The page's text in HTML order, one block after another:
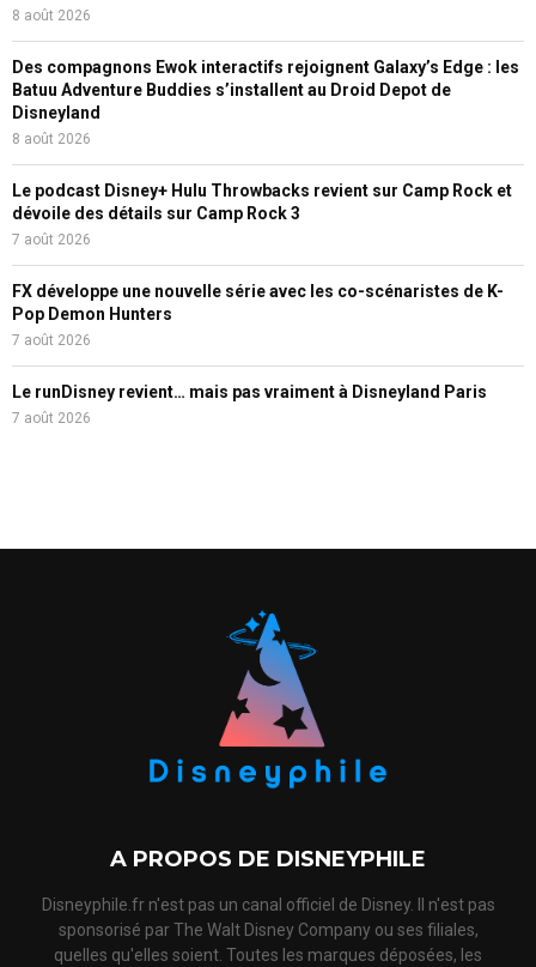
8 août 2026
Des compagnons Ewok interactifs rejoignent Galaxy’s Edge : les
Batuu Adventure Buddies s’installent au Droid Depot de
Disneyland
8 août 2026
Le podcast Disney+ Hulu Throwbacks revient sur Camp Rock et
dévoile des détails sur Camp Rock 3
7 août 2026
FX développe une nouvelle série avec les co-scénaristes de K-
Pop Demon Hunters
7 août 2026
Le runDisney revient… mais pas vraiment à Disneyland Paris
7 août 2026
A PROPOS DE DISNEYPHILE
Disneyphile.fr n'est pas un canal officiel de Disney. Il n'est pas
sponsorisé par The Walt Disney Company ou ses filiales,
quelles qu'elles soient. Toutes les marques déposées, les